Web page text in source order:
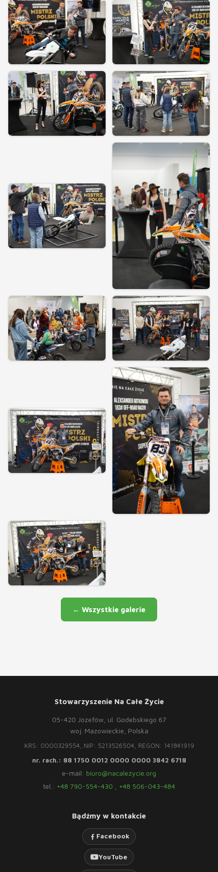
← Wszystkie galerie
Stowarzyszenie Na Całe Życie
05-420 Józefów, ul. Godebskiego 67
woj. Mazowieckie, Polska
KRS: 0000329554, NIP: 5213526504, REGON: 141841919
nr. rach.: 88 1750 0012 0000 0000 3842 6718
e-mail: biuro@nacalezycie.org
tel.: +48 790-554-430 +48 506-043-484
Bądźmy w kontakcie
Facebook
YouTube